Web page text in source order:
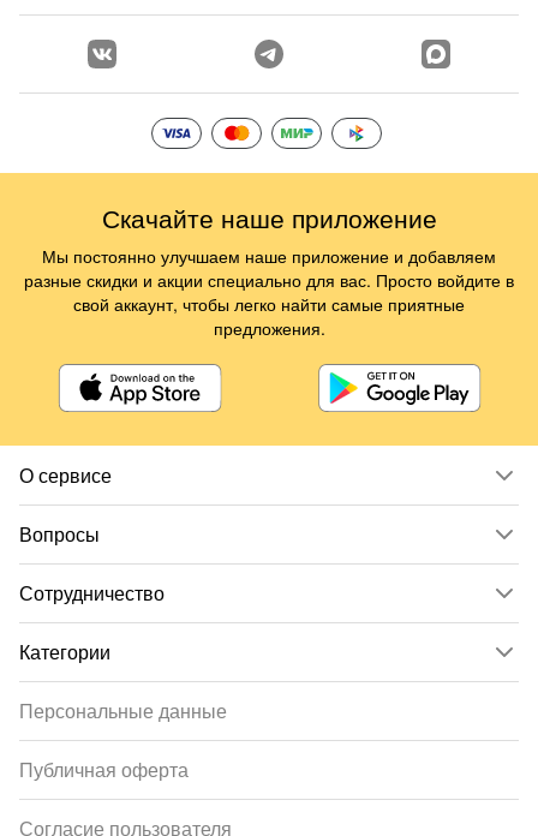
О сервисе
Вопросы
Сотрудничество
Категории
Персональные данные
Публичная оферта
Согласие пользователя
Скачайте наше приложение
Мы постоянно улучшаем наше приложение и добавляем
разные скидки и акции специально для вас. Просто войдите в
свой аккаунт, чтобы легко найти самые приятные
предложения.